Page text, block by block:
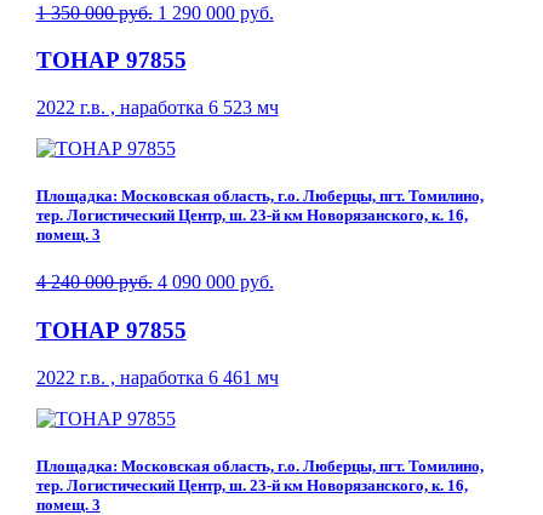
1 350 000 руб. 1 290 000 руб.
ТОНАР 97855
2022 г.в. , наработка 6 523 мч
Площадка: Московская область, г.о. Люберцы, пгт. Томилино,
тер. Логистический Центр, ш. 23-й км Новорязанского, к. 16,
помещ. 3
4 240 000 руб. 4 090 000 руб.
ТОНАР 97855
2022 г.в. , наработка 6 461 мч
Площадка: Московская область, г.о. Люберцы, пгт. Томилино,
тер. Логистический Центр, ш. 23-й км Новорязанского, к. 16,
помещ. 3